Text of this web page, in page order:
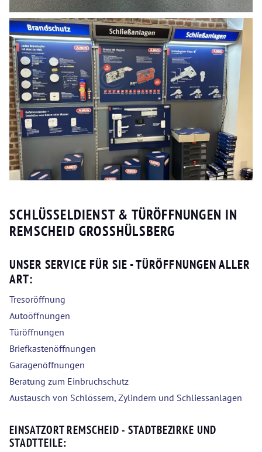
SCHLÜSSELDIENST & TÜRÖFFNUNGEN IN
REMSCHEID GROSSHÜLSBERG
UNSER SERVICE FÜR SIE - TÜRÖFFNUNGEN ALLER
ART:
Tresoröffnung
Autoöffnungen
Türöffnungen
Briefkastenöffnungen
Garagenöffnungen
Beratung zum Einbruchschutz
Austausch von Schlössern, Zylindern und Schliessanlagen
EINSATZORT REMSCHEID - STADTBEZIRKE UND
STADTTEILE: